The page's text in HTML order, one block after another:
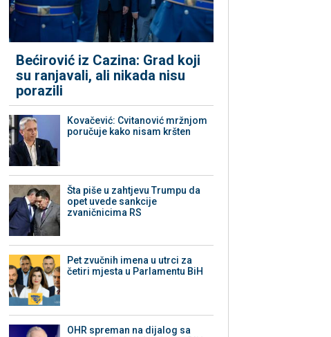
Bećirović iz Cazina: Grad koji
su ranjavali, ali nikada nisu
porazili
Kovačević: Cvitanović mržnjom
poručuje kako nisam kršten
Šta piše u zahtjevu Trumpu da
opet uvede sankcije
zvaničnicima RS
Pet zvučnih imena u utrci za
četiri mjesta u Parlamentu BiH
OHR spreman na dijalog sa